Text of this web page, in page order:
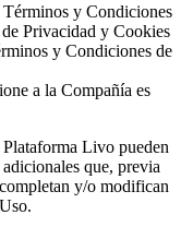
y Condiciones
Privacidad y Cookies
y Condiciones de
a la Compañía es
Livo pueden
que, previa
y/o modifican